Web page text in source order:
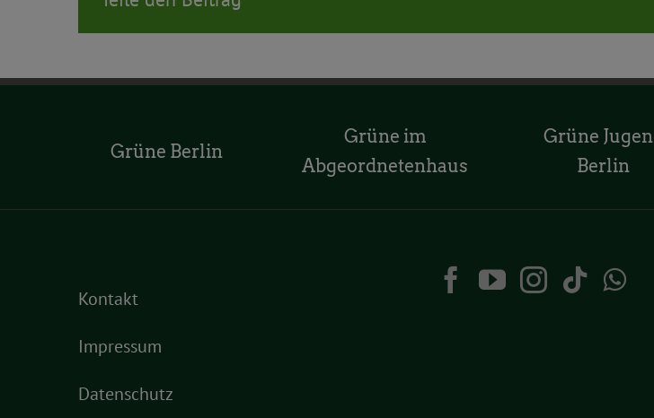
Grüne Berlin
Grüne im
Abgeordnetenhaus
Grüne
Berlin
Kontakt
Impressum
Datenschutz